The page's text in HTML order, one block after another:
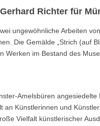
Richter für
ungewöhnliche Arbeiten
Die Gemälde „Strich (auf
Werken im Bestand des
Amelsbüren
Künstlerinnen und
Vielfalt künstlerischer